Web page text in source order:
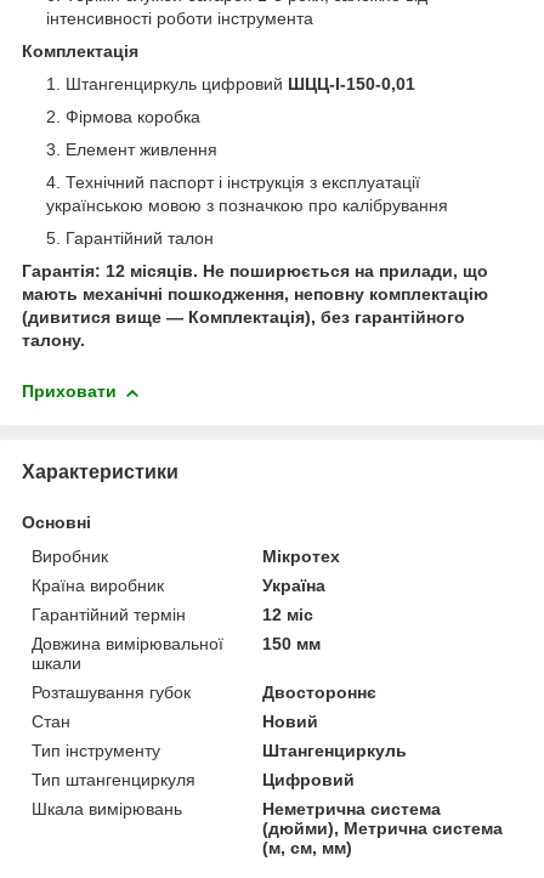
інтенсивності роботи інструмента
Комплектація
Штангенциркуль цифровий ШЦЦ-I-150-0,01
Фірмова коробка
Елемент живлення
Технічний паспорт і інструкція з експлуатації
українською мовою з позначкою про калібрування
Гарантійний талон
Гарантія: 12 місяців. Не поширюється на прилади, що
мають механічні пошкодження, неповну комплектацію
(дивитися вище — Комплектація), без гарантійного
талону.
Приховати
Характеристики
Основні
Виробник
Мікротех
Країна виробник
Україна
Гарантійний термін
12 міс
Довжина вимірювальної
шкали
150 мм
Розташування губок
Двостороннє
Стан
Новий
Тип інструменту
Штангенциркуль
Тип штангенциркуля
Цифровий
Шкала вимірювань
Неметрична система
(дюйми), Метрична система
(м, см, мм)